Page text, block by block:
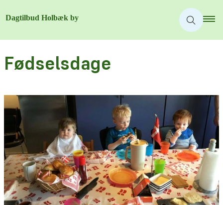
Fødselsdage